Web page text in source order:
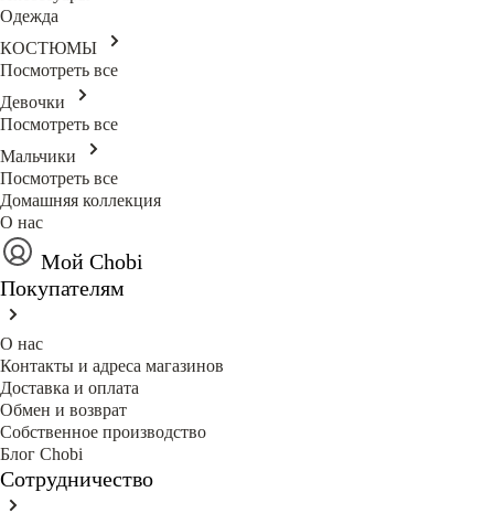
Одежда
КОСТЮМЫ
Посмотреть все
Девочки
Посмотреть все
Мальчики
Посмотреть все
Домашняя коллекция
О нас
Мой Chobi
Покупателям
О нас
Контакты и адреса магазинов
Доставка и оплата
Обмен и возврат
Собственное производство
Блог Сhobi
Сотрудничество